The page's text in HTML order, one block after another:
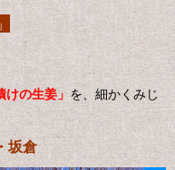
けの生姜」 を、細かくみじ
坂倉